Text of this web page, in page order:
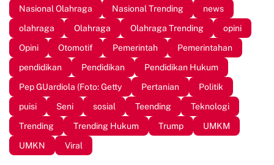
Nasional Olahraga
Nasional Trending
news
olahraga
Olahraga Olahraga Trending
opini
Opini
Otomotif Pemerintah
Pemerintahan
pendidikan
Pendidikan
Pendidikan Hukum
Pep GUardiola (Foto: Getty
Pertanian
Politik
puisi
Seni sosial Teending
Teknologi
Trending
Trending Hukum Trump
UMKM
UMKN
Viral